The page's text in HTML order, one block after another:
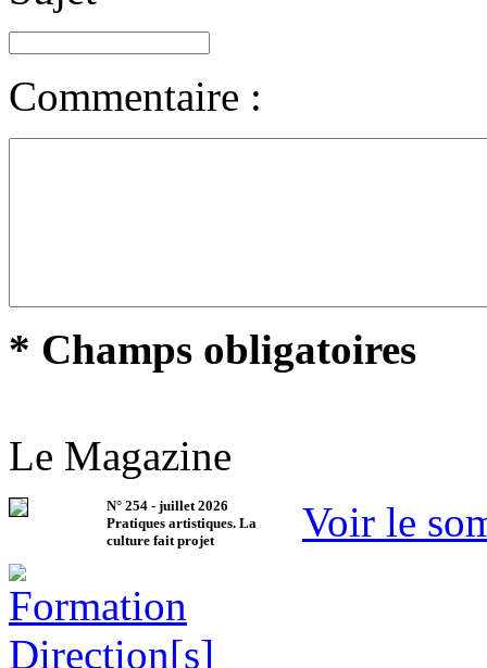
Commentaire :
* Champs obligatoires
Le Magazine
N° 254 - juillet 2026
Pratiques artistiques. La
culture fait projet
Voir le